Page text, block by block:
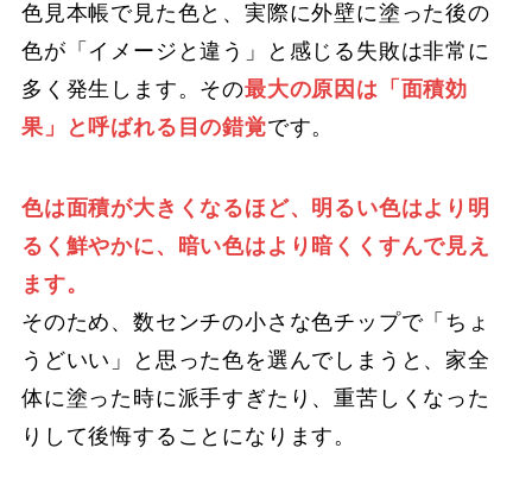
色見本帳で見た色と、実際に外壁に塗った後の
色が「イメージと違う」と感じる失敗は非常に
多く発生します。その最大の原因は「面積効
果」と呼ばれる目の錯覚です。
色は面積が大きくなるほど、明るい色はより明
るく鮮やかに、暗い色はより暗くくすんで見え
ます。
そのため、数センチの小さな色チップで「ちょ
うどいい」と思った色を選んでしまうと、家全
体に塗った時に派手すぎたり、重苦しくなった
りして後悔することになります。